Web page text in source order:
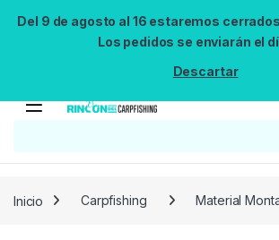
Del 9 de agosto al 16 estaremos
Los pedidos se enviarán el
Descartar